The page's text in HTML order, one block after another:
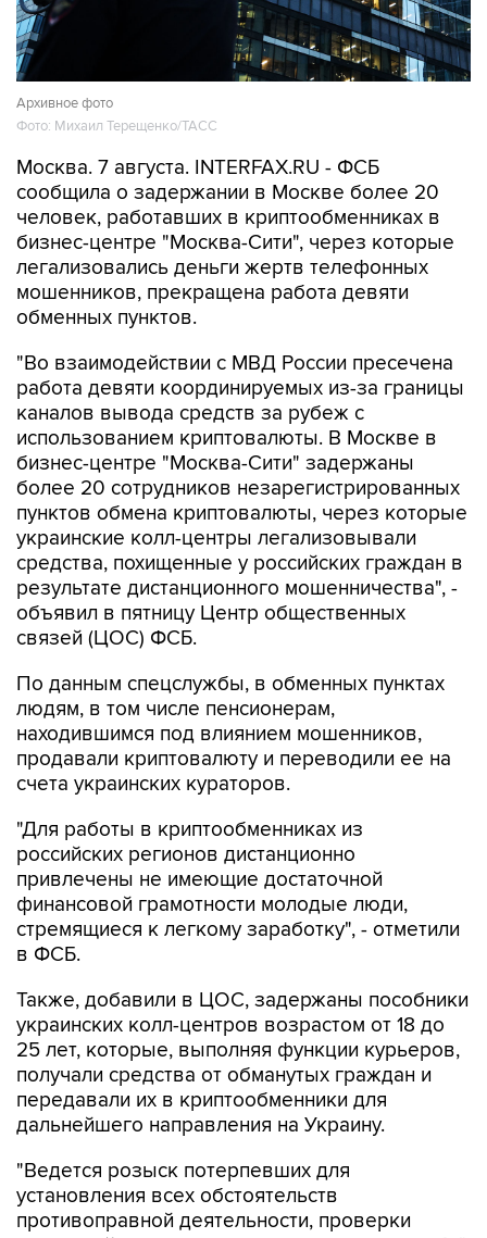
Архивное фото
Фото: Михаил Терещенко/ТАСС
Москва. 7 августа. INTERFAX.RU - ФСБ
сообщила о задержании в Москве более 20
человек, работавших в криптообменниках в
бизнес-центре "Москва-Сити", через которые
легализовались деньги жертв телефонных
мошенников, прекращена работа девяти
обменных пунктов.
"Во взаимодействии с МВД России пресечена
работа девяти координируемых из-за границы
каналов вывода средств за рубеж с
использованием криптовалюты. В Москве в
бизнес-центре "Москва-Сити" задержаны
более 20 сотрудников незарегистрированных
пунктов обмена криптовалюты, через которые
украинские колл-центры легализовывали
средства, похищенные у российских граждан в
результате дистанционного мошенничества", -
объявил в пятницу Центр общественных
связей (ЦОС) ФСБ.
По данным спецслужбы, в обменных пунктах
людям, в том числе пенсионерам,
находившимся под влиянием мошенников,
продавали криптовалюту и переводили ее на
счета украинских кураторов.
"Для работы в криптообменниках из
российских регионов дистанционно
привлечены не имеющие достаточной
финансовой грамотности молодые люди,
стремящиеся к легкому заработку", - отметили
в ФСБ.
Также, добавили в ЦОС, задержаны пособники
украинских колл-центров возрастом от 18 до
25 лет, которые, выполняя функции курьеров,
получали средства от обманутых граждан и
передавали их в криптообменники для
дальнейшего направления на Украину.
"Ведется розыск потерпевших для
установления всех обстоятельств
противоправной деятельности, проверки